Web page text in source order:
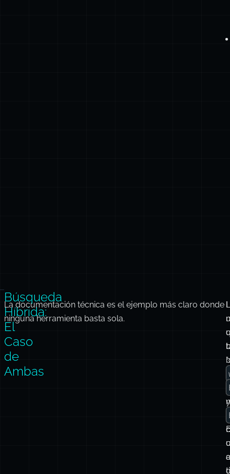
Búsqueda
Híbrida:
El
Caso
de
Ambas
La documentación técnica es el ejemplo más claro donde
ninguna herramienta basta sola.
y